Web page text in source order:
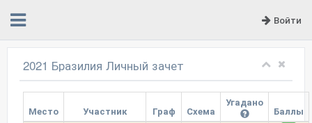
Войти
2021 Бразилия Личный зачет
Место Участник Граф Схема
Угадано
Баллы